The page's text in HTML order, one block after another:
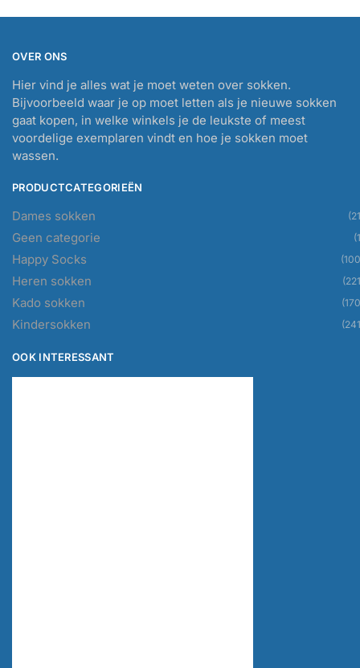
OVER ONS
Hier vind je alles wat je moet weten over sokken.
Bijvoorbeeld waar je op moet letten als je nieuwe sokken
gaat kopen, in welke winkels je de leukste of meest
voordelige exemplaren vindt en hoe je sokken moet
wassen.
PRODUCTCATEGORIEËN
Dames sokken
Geen categorie
Happy Socks
Heren sokken
Kado sokken
Kindersokken
OOK INTERESSANT